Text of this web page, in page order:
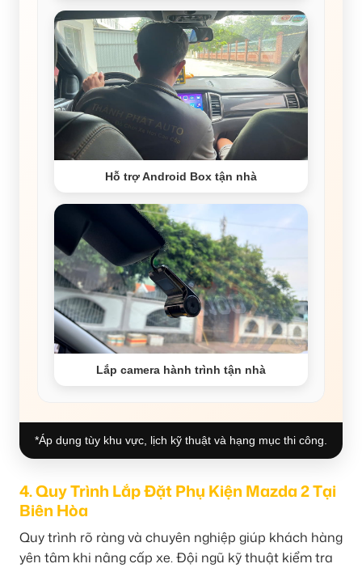
Hỗ trợ Android Box tận nhà
Lắp camera hành trình tận nhà
*Áp dụng tùy khu vực, lịch kỹ thuật và hạng mục thi công.
4. Quy Trình Lắp Đặt Phụ Kiện Mazda 2 Tại
Biên Hòa
Quy trình rõ ràng và chuyên nghiệp giúp khách hàng
yên tâm khi nâng cấp xe. Đội ngũ kỹ thuật kiểm tra